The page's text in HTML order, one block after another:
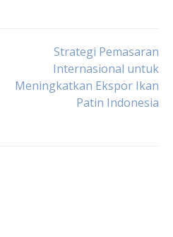
Strategi Pemasaran
Internasional untuk
Meningkatkan Ekspor Ikan
Patin Indonesia